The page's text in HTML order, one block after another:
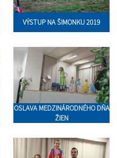
VÝSTUP NA ŠIMONKU 2019
OSLAVA MEDZINÁRODNÉHO DŇA
ŽIEN